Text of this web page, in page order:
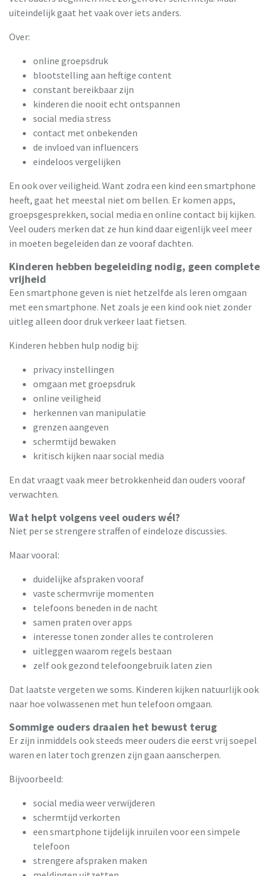
uiteindelijk gaat het vaak over iets anders.
Over:
online groepsdruk
blootstelling aan heftige content
constant bereikbaar zijn
kinderen die nooit echt ontspannen
social media stress
contact met onbekenden
de invloed van influencers
eindeloos vergelijken
En ook over veiligheid. Want zodra een kind een smartphone
heeft, gaat het meestal niet om bellen. Er komen apps,
groepsgesprekken, social media en online contact bij kijken.
Veel ouders merken dat ze hun kind daar eigenlijk veel meer
in moeten begeleiden dan ze vooraf dachten.
Kinderen hebben begeleiding nodig, geen complete
vrijheid
Een smartphone geven is niet hetzelfde als leren omgaan
met een smartphone. Net zoals je een kind ook niet zonder
uitleg alleen door druk verkeer laat fietsen.
Kinderen hebben hulp nodig bij:
privacy instellingen
omgaan met groepsdruk
online veiligheid
herkennen van manipulatie
grenzen aangeven
schermtijd bewaken
kritisch kijken naar social media
En dat vraagt vaak meer betrokkenheid dan ouders vooraf
verwachten.
Wat helpt volgens veel ouders wél?
Niet per se strengere straffen of eindeloze discussies.
Maar vooral:
duidelijke afspraken vooraf
vaste schermvrije momenten
telefoons beneden in de nacht
samen praten over apps
interesse tonen zonder alles te controleren
uitleggen waarom regels bestaan
zelf ook gezond telefoongebruik laten zien
Dat laatste vergeten we soms. Kinderen kijken natuurlijk ook
naar hoe volwassenen met hun telefoon omgaan.
Sommige ouders draaien het bewust terug
Er zijn inmiddels ook steeds meer ouders die eerst vrij soepel
waren en later toch grenzen zijn gaan aanscherpen.
Bijvoorbeeld:
social media weer verwijderen
schermtijd verkorten
een smartphone tijdelijk inruilen voor een simpele
telefoon
strengere afspraken maken